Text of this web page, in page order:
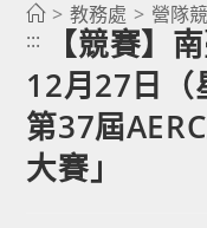
> 教務處 > 營隊
:::
【競賽】
12月27日（
第37屆
大賽」